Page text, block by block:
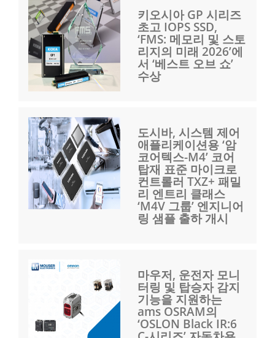
키오시아 GP 시리즈
초고 IOPS SSD,
‘FMS: 메모리 및 스토
리지의 미래 2026’에
서 ‘베스트 오브 쇼’
수상
도시바, 시스템 제어
애플리케이션용 ‘암
코어텍스-M4’ 코어
탑재 표준 마이크로
컨트롤러 TXZ+ 패밀
리 엔트리 클래스
‘M4V 그룹’ 엔지니어
링 샘플 출하 개시
마우저, 운전자 모니
터링 및 탑승자 감지
기능을 지원하는
ams OSRAM의
‘OSLON Black IR:6